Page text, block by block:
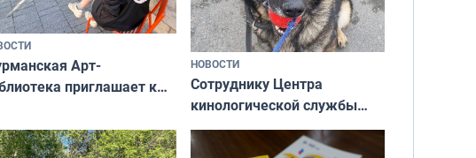
Арт-
приглашает к
НОВОСТИ
Сотруднику Центра
кинологической службы
ищут новый дом